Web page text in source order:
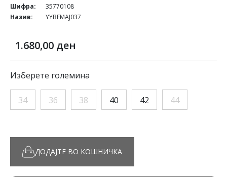
Шифра:
35770108
Назив:
YYBFMAJ037
1.680,00 ден
Изберете големина
34 36 38 40 42 44
ДОДАЈТЕ ВО КОШНИЧКА